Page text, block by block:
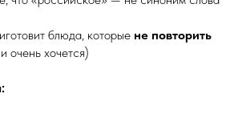
блюда, которые не повторить
очень хочется)